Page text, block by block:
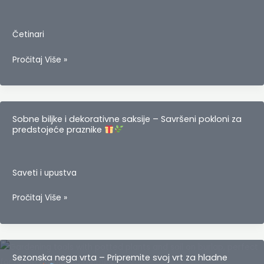
Četinari
Abies
–
Kavkavska
jela
Pročitaj Više »
Sobne biljke i dekorativne saksije – Savršeni pokloni za
predstojeće praznike
Saveti i upustva
Sobne
i
dekorativne
saksije
Pročitaj Više »
Sezonska nega vrta – Pripremite svoj vrt za hladne